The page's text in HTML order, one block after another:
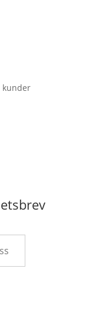
kunder